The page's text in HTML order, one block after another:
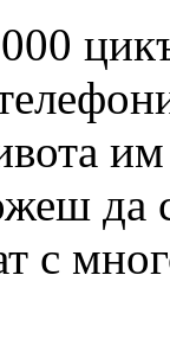
да
с